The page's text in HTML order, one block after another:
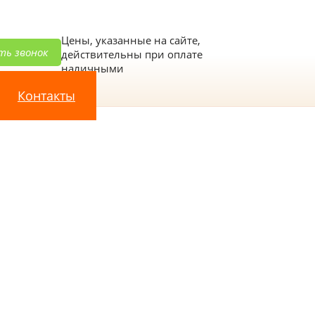
звонок
Цены, указанные на сайте,
действительны при оплате
наличными
Контакты